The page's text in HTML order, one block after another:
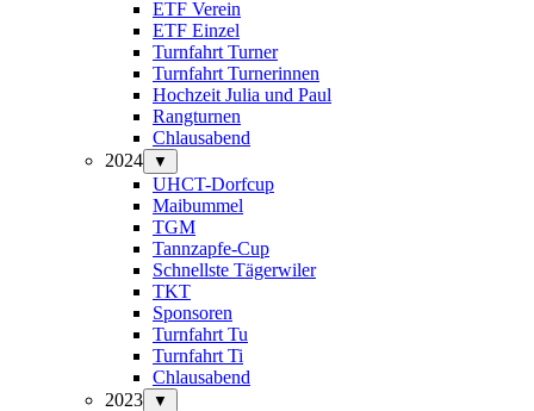
ETF Verein
ETF Einzel
Turnfahrt Turner
Turnfahrt Turnerinnen
Hochzeit Julia und Paul
Rangturnen
Chlausabend
2024
▼
UHCT-Dorfcup
Maibummel
TGM
Tannzapfe-Cup
Schnellste Tägerwiler
TKT
Sponsoren
Turnfahrt Tu
Turnfahrt Ti
Chlausabend
2023
▼